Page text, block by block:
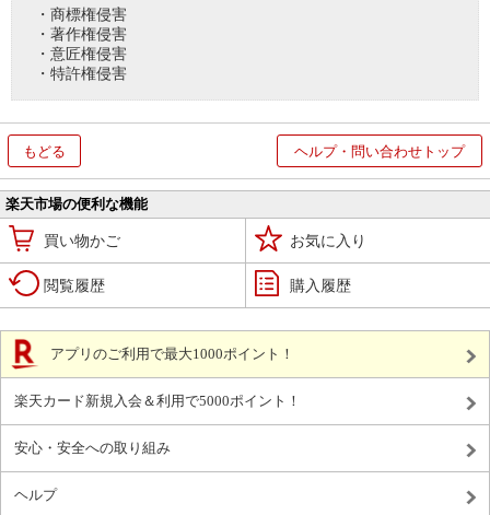
・商標権侵害
・著作権侵害
・意匠権侵害
・特許権侵害
もどる ヘルプ・問い合わせトップ
楽天市場の便利な機能
買い物かご お気に入り
閲覧履歴 購入履歴
アプリのご利用で最大1000ポイント！
楽天カード新規入会＆利用で5000ポイント！
安心・安全への取り組み
ヘルプ